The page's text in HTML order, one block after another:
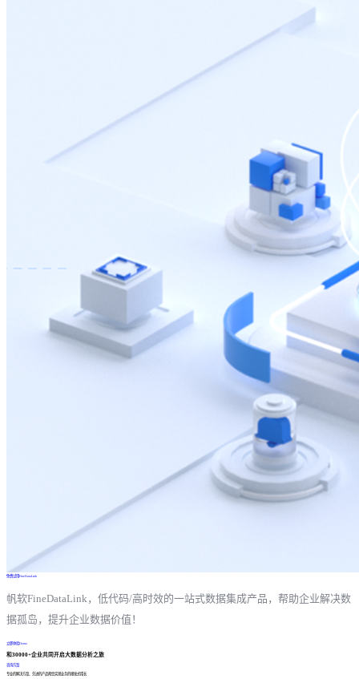
免费试用FineDataLink
帆软FineDataLink，低代码/高时效的一站式数据集成产品，帮助企业解决数
据孤岛，提升企业数据价值！
立即体验Demo
和30000+企业共同开启大数据分析之旅
咨询方案
专业的解决方案、先进的产品帮您实现业务的爆发式增长